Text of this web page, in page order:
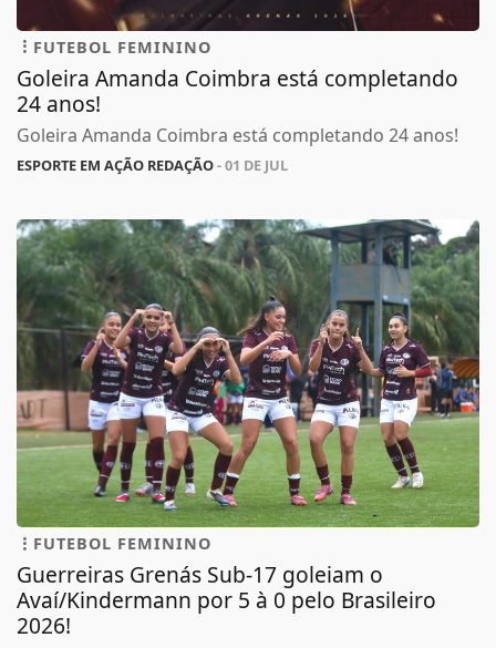
FUTEBOL FEMININO
Goleira Amanda Coimbra está completando
24 anos!
Goleira Amanda Coimbra está completando 24 anos!
ESPORTE EM AÇÃO REDAÇÃO- 01 DE JUL
FUTEBOL FEMININO
Guerreiras Grenás Sub-17 goleiam o
Avaí/Kindermann por 5 à 0 pelo Brasileiro
2026!